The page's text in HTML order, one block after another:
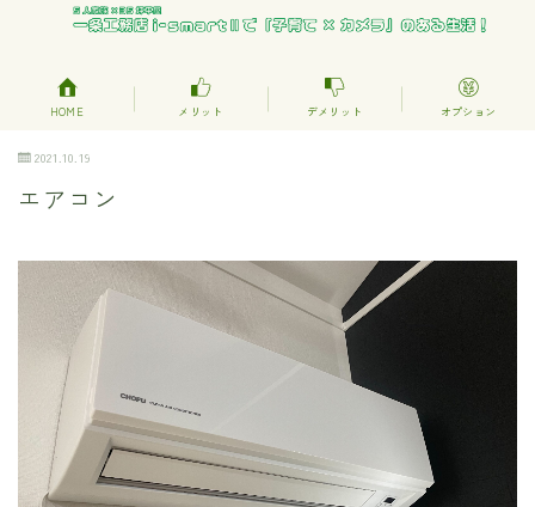
HOME メリット デメリット オプション
2021.10.19
エアコン